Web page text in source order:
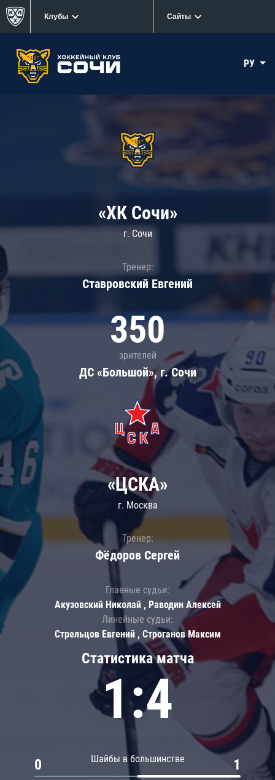
Клубы Сайты
РУ
«ХК Сочи»
г. Сочи
Тренер:
Ставровский Евгений
350
зрителей
ДС «Большой», г. Сочи
Статистика матча
1:4
Шайбы в большинстве
0 1
«ЦСКА»
г. Москва
Тренер:
Фёдоров Сергей
Главные судьи:
Акузовский Николай , Раводин Алексей
Линейные судьи:
Стрельцов Евгений , Строганов Максим